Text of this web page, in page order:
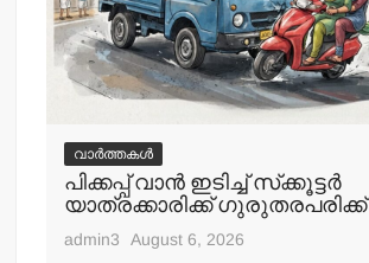
വാർത്തകൾ
പിക്കപ്പ് വാന്‍ ഇടിച്ച് സ്‌ക്കൂട്ടര്‍
യാത്രക്കാരിക്ക് ഗുരുതരപരിക്ക്
admin3 August 6, 2026